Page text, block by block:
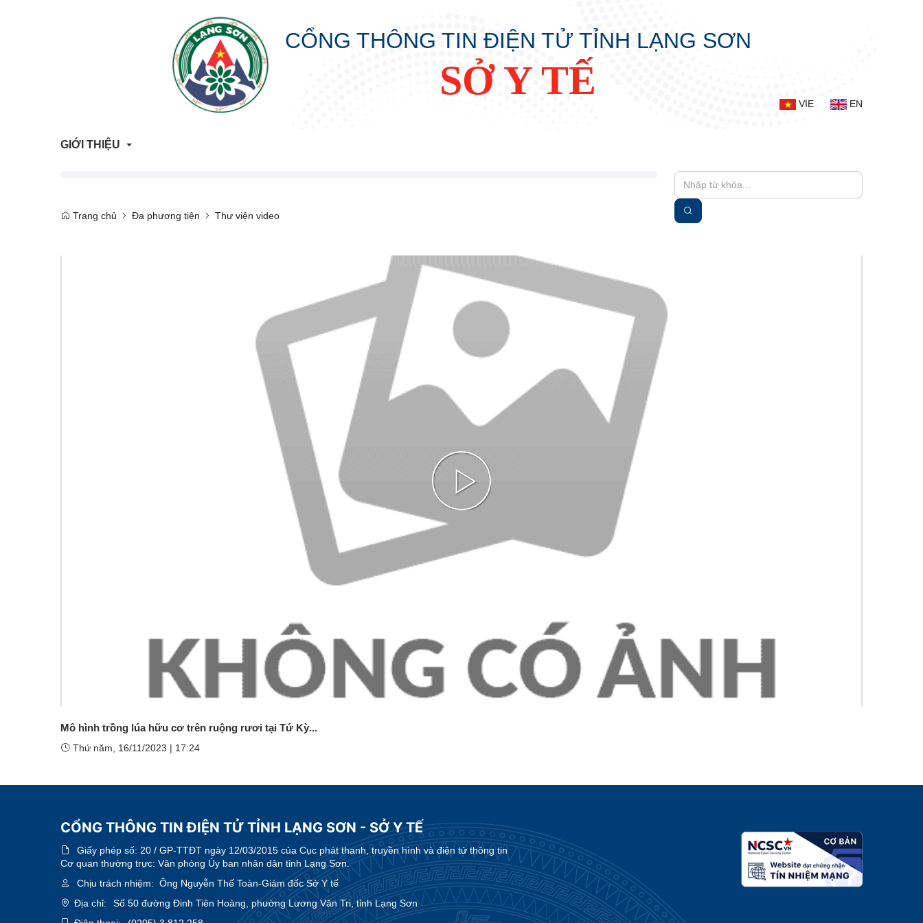
CỔNG THÔNG TIN ĐIỆN TỬ TỈNH LẠNG SƠN
SỞ Y TẾ
VIE EN
GIỚI THIỆU
Trang chủ Đa phương tiện Thư viện video
Play
Mô hình trồng lúa hữu cơ trên ruộng rươi tại Tứ Kỳ...
Thứ năm, 16/11/2023 | 17:24
CỔNG THÔNG TIN ĐIỆN TỬ TỈNH LẠNG SƠN - SỞ Y TẾ
Giấy phép số: 20 / GP-TTĐT ngày 12/03/2015 của Cục phát thanh, truyền hình và điện tử thông tin
Cơ quan thường trực: Văn phòng Ủy ban nhân dân tỉnh Lạng Sơn.
Chịu trách nhiệm: Ông Nguyễn Thế Toàn-Giám đốc Sở Y tế
Địa chỉ:
Số 50 đường Đinh Tiên Hoàng, phường Lương Văn Tri, tỉnh Lạng Sơn